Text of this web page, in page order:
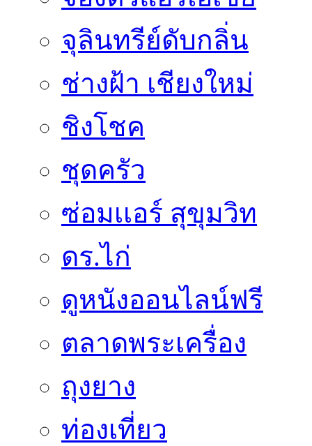
จุลินทรีย์ดับกลิ่น
ช่างฝ้า เชียงใหม่
ชิงโชค
ชุดครัว
ซ่อมเเอร์ สุขุมวิท
ดร.ไก่
ดูหนังออนไลน์ฟรี
ตลาดพระเครื่อง
ถุงยาง
ท่องเที่ยว